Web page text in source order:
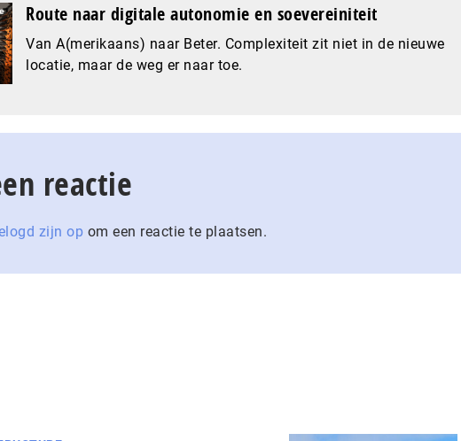
Route naar digitale autonomie en soevereiniteit
Van A(merikaans) naar Beter. Complexiteit zit niet in de nieuwe
locatie, maar de weg er naar toe.
reactie
zijn op om een reactie te plaatsen.